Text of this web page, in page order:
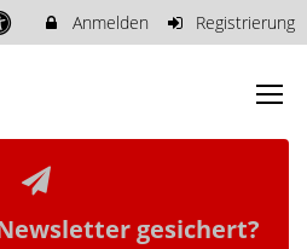
Anmelden Registrierung
gesichert?